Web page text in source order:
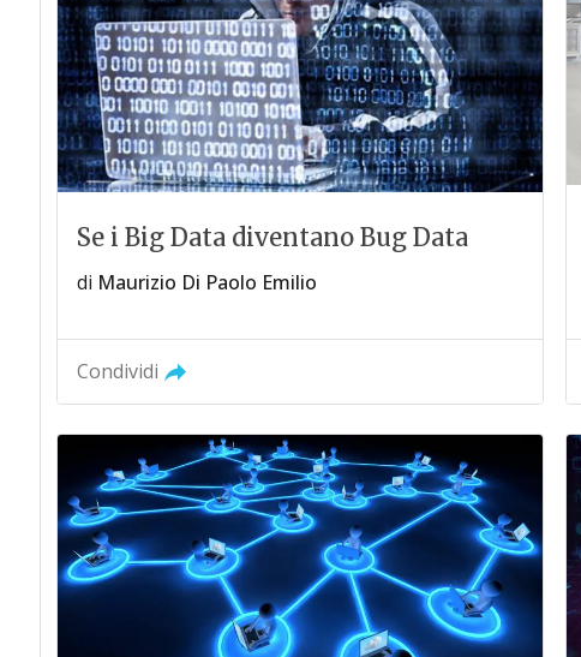
Se i Big Data diventano Bug Data
di Maurizio Di Paolo Emilio
Condividi